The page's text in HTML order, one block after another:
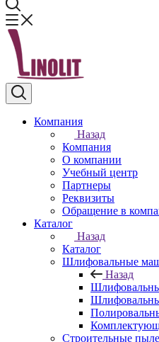
Компания
Назад
Компания
О компании
Учебный центр
Партнеры
Реквизиты
Обращение в
Каталог
Назад
Каталог
Шлифовальные
Назад
Строительные